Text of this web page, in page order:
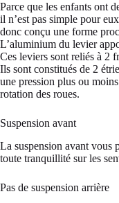
Parce que les enfants ont
il n’est pas simple pour
donc conçu une forme
L’aluminium du levier
Ces leviers sont reliés à 2
Ils sont constitués de 2
une pression plus ou
rotation des roues.
Suspension avant
La suspension avant vous
toute tranquillité sur les
Pas de suspension arrière